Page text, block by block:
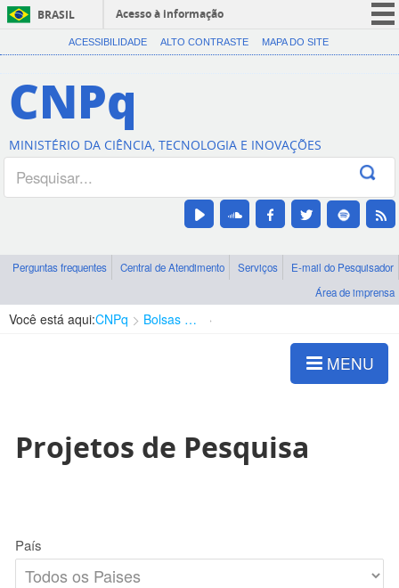
BRASIL
Acesso à informação
CORONAVÍRUS (COVID-19)
Canais
ACESSIBILIDADE ALTO CONTRASTE MAPA DO SITE
CNPq
MINISTÉRIO DA CIÊNCIA, TECNOLOGIA E INOVAÇÕES
Perguntas frequentes Central de Atendimento Serviços
E-mail do Pesquisador
Área de imprensa
Você está aqui:CNPq Bolsas e Auxílios Vigentes
MENU
Projetos de Pesquisa
País